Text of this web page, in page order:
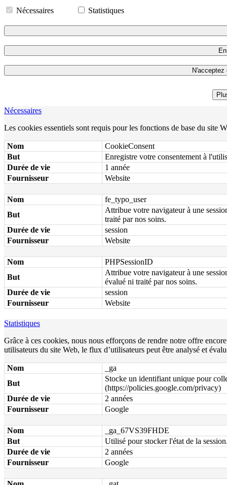
Nécessaires Statistiques
Nécessaires
Les cookies essentiels sont requis pour les fonctions de base du site
Nom
CookieConsent
But
Enregistre votre consentement à
Durée de vie
1 année
Fournisseur
Website
Nom
fe_typo_user
But
Attribue votre navigateur à une
traité par nos soins.
Durée de vie
session
Fournisseur
Website
Nom
PHPSessionID
But
Attribue votre navigateur à une
évalué ni traité par nos soins.
Durée de vie
session
Fournisseur
Website
Statistiques
Grâce à ces cookies, nous nous efforçons de rendre notre offre
utilisateurs du site Web, le flux d’utilisateurs peut être analysé et
Nom
_ga
But
Stocke un identifiant unique pour
(https://policies.google.com/privacy)
Durée de vie
2 années
Fournisseur
Google
Nom
_ga_67VS39FHDE
But
Utilisé pour stocker l'état de la
Durée de vie
2 années
Fournisseur
Google